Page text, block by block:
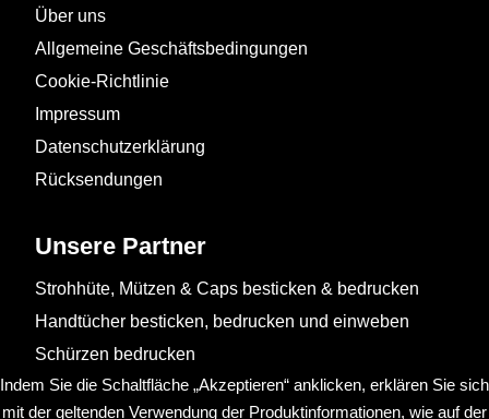
Über uns
Allgemeine Geschäftsbedingungen
Cookie-Richtlinie
Impressum
Datenschutzerklärung
Rücksendungen
Unsere Partner
Strohhüte, Mützen & Caps besticken & bedrucken
Handtücher besticken, bedrucken und einweben
Schürzen bedrucken
Indem Sie die Schaltfläche „Akzeptieren“ anklicken, erklären Sie sich
mit der geltenden Verwendung der Produktinformationen, wie auf der